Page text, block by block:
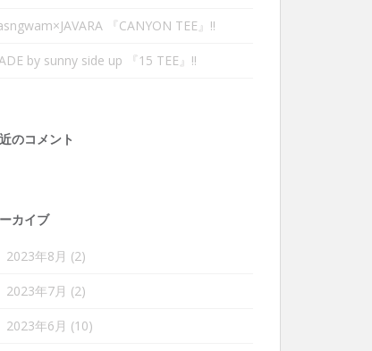
『CANYON TEE』‼︎
by sunny side up 『15 TEE』‼︎
のコメント
カイブ
2023年8月 (2)
2023年7月 (2)
2023年6月 (10)